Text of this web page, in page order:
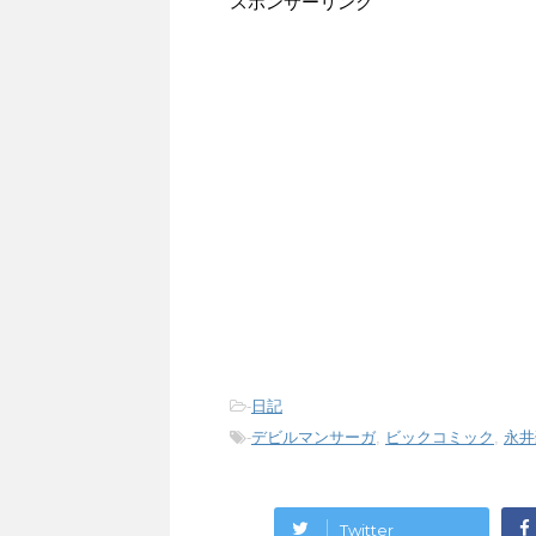
- 日記
-デビルマンサーガ, ビックコミック , 永
Twitter